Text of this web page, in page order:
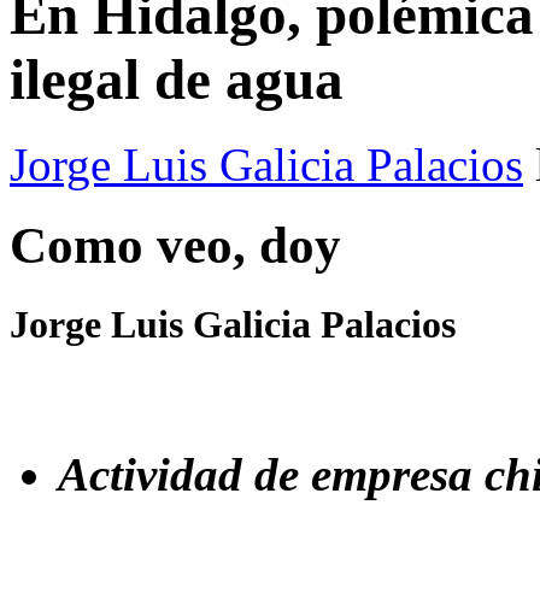
En Hidalgo,
ilegal de agua
Jorge Luis Galicia Palacios
Como veo, doy
Jorge Luis Galicia Palacios
Actividad de empresa